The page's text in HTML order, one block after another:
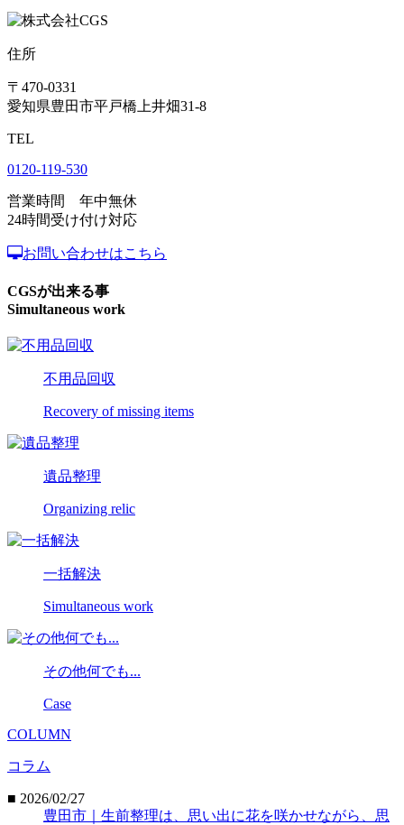
住所
〒470-0331
愛知県豊田市平戸橋上井畑31-8
TEL
0120-119-530
営業時間 年中無休
24時間受け付け対応
お問い合わせはこちら
CGSが出来る事
Simultaneous work
不用品回収
Recovery of missing items
遺品整理
Organizing relic
一括解決
Simultaneous work
その他何でも...
Case
COLUMN
コラム
■ 2026/02/27
豊田市｜生前整理は、思い出に花を咲かせながら、思